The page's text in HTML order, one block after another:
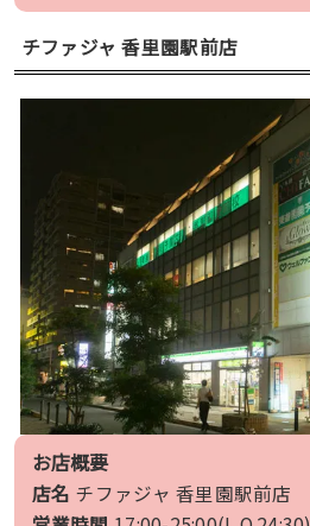
チファジャ 香里園駅前店
お店概要
店名 チファジャ 香里園駅前店